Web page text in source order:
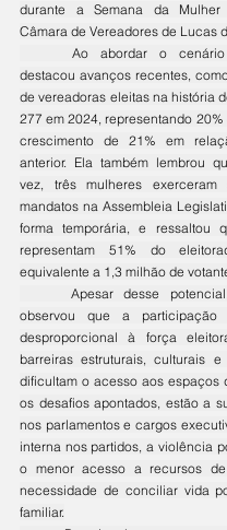
durante a Semana da
Câmara de Vereadores de Lucas
destacou avanços recentes,
de vereadoras eleitas na história
277 em 2024, representando
crescimento de 21% em
anterior. Ela também lembrou
vez, três mulheres exerceram
mandatos na Assembleia
forma temporária, e ressaltou
representam 51% do
equivalente a 1,3 milhão de
observou que a participação
desproporcional à força
barreiras estruturais, culturais
dificultam o acesso aos espaços
os desafios apontados, estão a
nos parlamentos e cargos
interna nos partidos, a violência
o menor acesso a recursos
necessidade de conciliar vida
familiar.